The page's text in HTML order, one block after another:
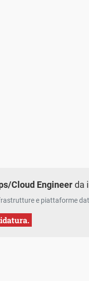
Cloud Engineerda
e piattaforme